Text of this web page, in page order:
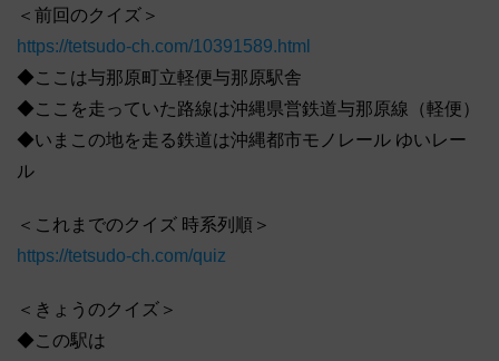
＜前回のクイズ＞
https://tetsudo-ch.com/10391589.html
◆ここは与那原町立軽便与那原駅舎
◆ここを走っていた路線は沖縄県営鉄道与那原線（軽便）
◆いまこの地を走る鉄道は沖縄都市モノレール ゆいレー
ル
＜これまでのクイズ 時系列順＞
https://tetsudo-ch.com/quiz
＜きょうのクイズ＞
◆この駅は